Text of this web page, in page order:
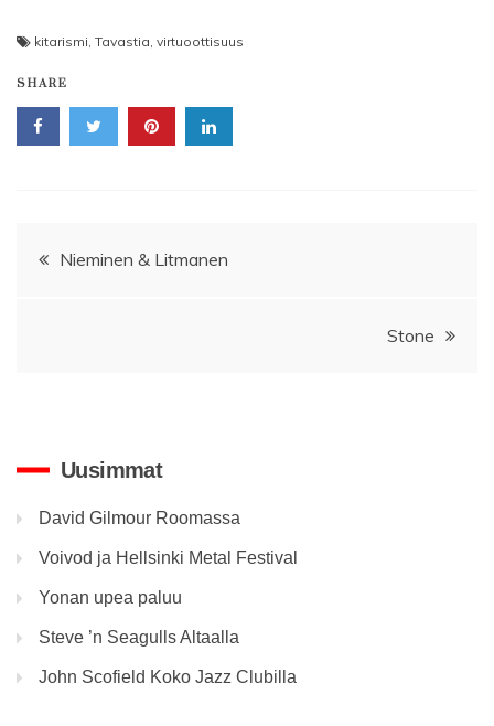
kitarismi, Tavastia, virtuoottisuus
SHARE
Artikkelien
Nieminen & Litmanen
Stone
Uusimmat
David Gilmour Roomassa
Voivod ja Hellsinki Metal Festival
Yonan upea paluu
Steve ’n Seagulls Altaalla
John Scofield Koko Jazz Clubilla